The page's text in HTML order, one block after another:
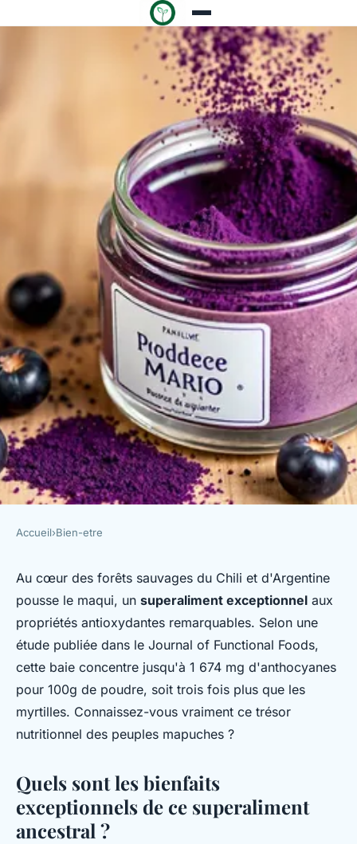
Poudre de maqui bio 250g : un
superaliment à découvrir !
Lina•20 janvier 2026•7 min de lecture
Accueil›Bien-etre
Au cœur des forêts sauvages du Chili et d'Argentine
pousse le maqui, un superaliment exceptionnel aux
propriétés antioxydantes remarquables. Selon une
étude publiée dans le Journal of Functional Foods,
cette baie concentre jusqu'à 1 674 mg d'anthocyanes
pour 100g de poudre, soit trois fois plus que les
myrtilles. Connaissez-vous vraiment ce trésor
nutritionnel des peuples mapuches ?
Quels sont les bienfaits
exceptionnels de ce superaliment
ancestral ?